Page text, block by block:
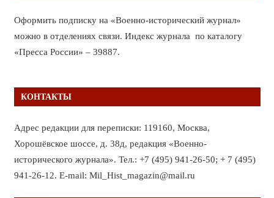
Оформить подписку на «Военно-исторический журнал»
можно в отделениях связи. Индекс журнала по каталогу
«Пресса России» – 39887.
КОНТАКТЫ
Адрес редакции для переписки: 119160, Москва,
Хорошёвское шоссе, д. 38д, редакция «Военно-
исторического журнала». Тел.: +7 (495) 941-26-50; + 7 (495)
941-26-12. E-mail: Mil_Hist_magazin@mail.ru